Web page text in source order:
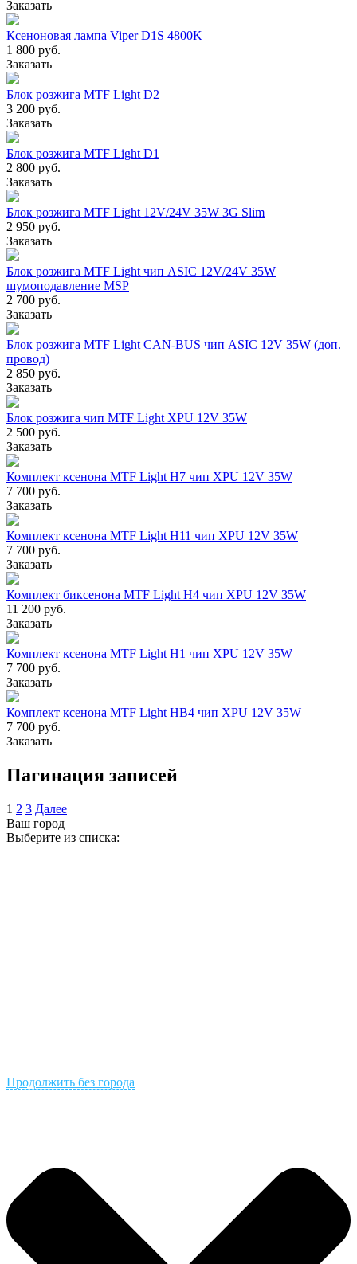
Заказать
Ксеноновая лампа Viper D1S 4800K
1 800 руб.
Заказать
Блок розжига MTF Light D2
3 200 руб.
Заказать
Блок розжига MTF Light D1
2 800 руб.
Заказать
Блок розжига MTF Light 12V/24V 35W 3G Slim
2 950 руб.
Заказать
Блок розжига MTF Light чип ASIC 12V/24V 35W
шумоподавление MSP
2 700 руб.
Заказать
Блок розжига MTF Light CAN-BUS чип ASIC 12V 35W (доп.
провод)
2 850 руб.
Заказать
Блок розжига чип MTF Light XPU 12V 35W
2 500 руб.
Заказать
Комплект ксенона MTF Light H7 чип XPU 12V 35W
7 700 руб.
Заказать
Комплект ксенона MTF Light H11 чип XPU 12V 35W
7 700 руб.
Заказать
Комплект биксенона MTF Light Н4 чип XPU 12V 35W
11 200 руб.
Заказать
Комплект ксенона MTF Light H1 чип XPU 12V 35W
7 700 руб.
Заказать
Комплект ксенона MTF Light HB4 чип XPU 12V 35W
7 700 руб.
Заказать
Пагинация записей
1 2 3 Далее
Ваш город
Выберите из списка:
Продолжить без города